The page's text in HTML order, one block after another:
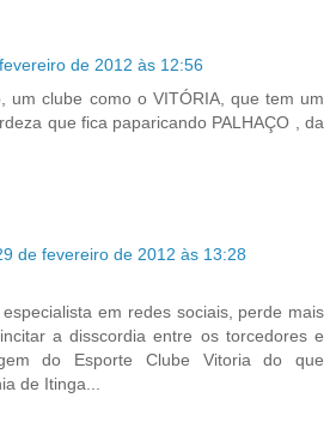
de 2012 às 12:56
um clube como o VITÓRIA, que tem um
que fica paparicando PALHAÇO , da
de fevereiro de 2012 às 13:28
em redes sociais, perde mais
a disscordia entre os torcedores e
do Esporte Clube Vitoria do que
de Itinga...